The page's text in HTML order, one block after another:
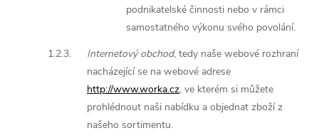
podnikatelské činnosti nebo v rámci
samostatného výkonu svého povolání.
1.2.3.
Internetový obchod, tedy naše webové rozhraní
nacházející se na webové adrese
http://www.worka.cz, ve kterém si můžete
prohlédnout naši nabídku a objednat zboží z
našeho sortimentu.